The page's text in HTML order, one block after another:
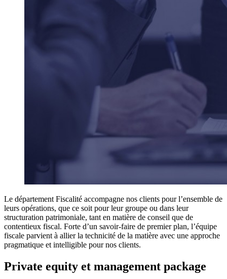
Le département Fiscalité accompagne nos clients pour l’ensemble de
leurs opérations, que ce soit pour leur groupe ou dans leur
structuration patrimoniale, tant en matière de conseil que de
contentieux fiscal. Forte d’un savoir-faire de premier plan, l’équipe
fiscale parvient à allier la technicité de la matière avec une approche
pragmatique et intelligible pour nos clients.
Private equity et management package